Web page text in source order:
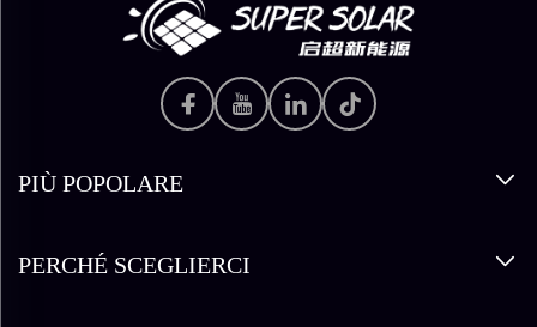
PIÙ POPOLARE
PERCHÉ SCEGLIERCI